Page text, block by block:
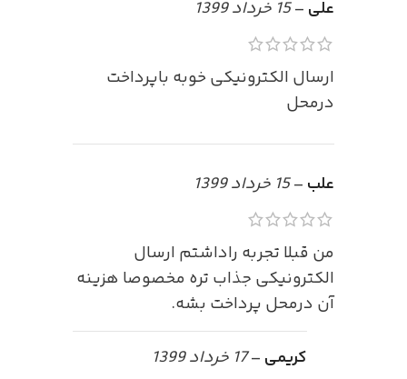
علی –15 خرداد 1399
ارسال الکترونیکی خوبه باپرداخت
درمحل
علب –15 خرداد 1399
من قبلا تجربه راداشتم ارسال
الکترونیکی جذاب تره مخصوصا هزینه
آن درمحل پرداخت بشه.
کریمی –17 خرداد 1399